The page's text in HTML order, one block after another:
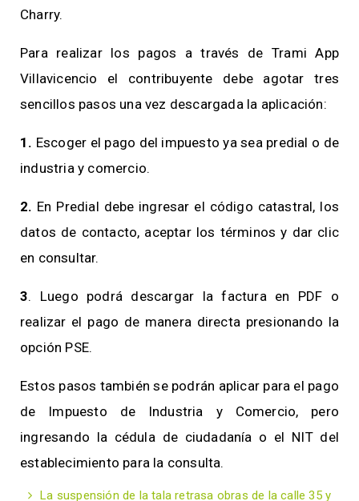
Charry.
Para realizar los pagos a través de Trami App
Villavicencio el contribuyente debe agotar tres
sencillos pasos una vez descargada la aplicación:
1. Escoger el pago del impuesto ya sea predial o de
industria y comercio.
2. En Predial debe ingresar el código catastral, los
datos de contacto, aceptar los términos y dar clic
en consultar.
3. Luego podrá descargar la factura en PDF o
realizar el pago de manera directa presionando la
opción PSE.
Estos pasos también se podrán aplicar para el pago
de Impuesto de Industria y Comercio, pero
ingresando la cédula de ciudadanía o el NIT del
establecimiento para la consulta.
La suspensión de la tala retrasa obras de la calle 35 y